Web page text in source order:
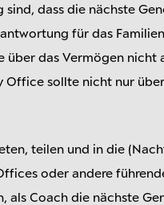
dass die nächste
für das
das Vermögen nicht
Office sollte nicht nur
teilen und in die
oder andere
Coach die nächste